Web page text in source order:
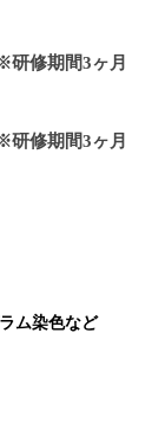
研修期間3ヶ月
研修期間3ヶ月
ム染色など